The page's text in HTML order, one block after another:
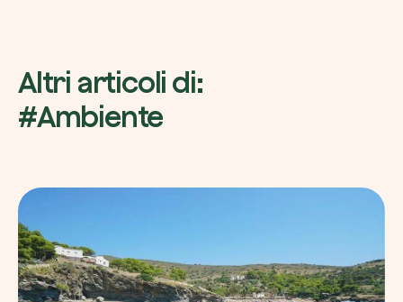
Altri articoli di:
#Ambiente